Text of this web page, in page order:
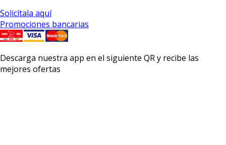
Solicítala aquí
Promociones bancarias
Descarga nuestra app en el siguiente QR y recibe las
mejores ofertas